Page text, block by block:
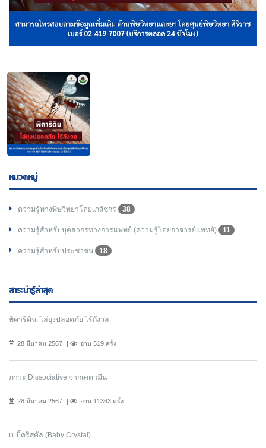
หมวดหมู่
ความรู้ทางพิษวิทยาโดยเภสัชกร 38
ความรู้สำหรับบุคลากรทางการแพทย์ (ความรู้โดยอาจารย์แพทย์) 11
ความรู้สำหรับประชาชน 18
สาระน่ารู้ล่าสุด
พิคาริดิน: ไล่ยุงปลอดภัย ไร้กังวล
28 มีนาคม 2567 อ่าน 519 ครั้ง
ภาวะ Dissociative จากเคตามีน
28 มีนาคม 2567 อ่าน 11363 ครั้ง
เบบี้คริสตัล (Baby Crystal)